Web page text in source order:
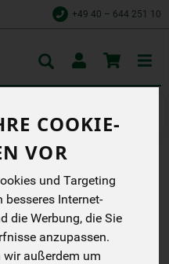
COOKIE-
VOR
und Targeting
besseres Internet-
die Werbung, die Sie
anzupassen.
wir außerdem um
+49 40 – 644 251 10
CA. 80 G
Toggle
cart